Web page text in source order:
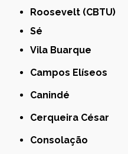
Roosevelt (CBTU)
Sé
Vila Buarque
Campos Elíseos
Canindé
Cerqueira César
Consolação